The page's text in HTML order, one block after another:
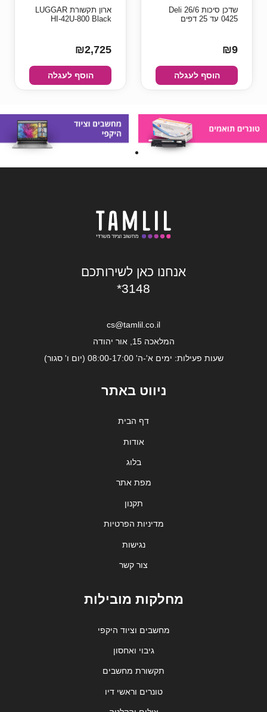
שדכן סיכות 26/6 Deli
0425 עד 25 דפים
₪9
הוסף לעגלה
ארון תקשורת LUGGAR
HI-42U-800 Black
₪2,725
הוסף לעגלה
אנחנו כאן לשירותכם
*3148
cs@tamlil.co.il
המלאכה 15, אור יהודה
שעות פעילות: ימים א'-ה' 08:00-17:00 (יום ו' סגור)
ניווט באתר
דף הבית
אודות
בלוג
מפת אתר
תקנון
מדיניות הפרטיות
נגישות
צור קשר
מחלקות מובילות
מחשבים וציוד היקפי
גיבוי ואחסון
תקשורת מחשבים
טונרים וראשי דיו